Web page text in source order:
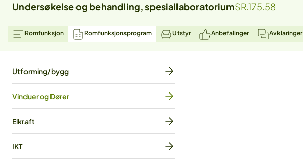
Undersøkelse og behandling, spesiallaboratoriumSR.175.58
Romfunksjon Romfunksjonsprogram Utstyr Anbefalinger Avklaringer
Utforming/bygg
Vinduer og Dører
Elkraft
IKT